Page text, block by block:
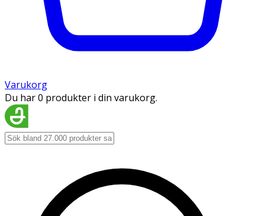
Varukorg
Du har 0 produkter i din varukorg.